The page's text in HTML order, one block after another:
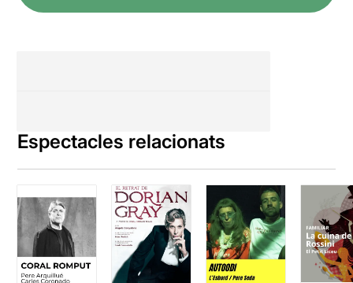
Espectacles relacionats